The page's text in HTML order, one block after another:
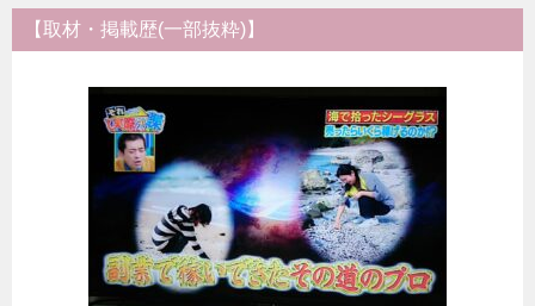
【取材・掲載歴(一部抜粋)】